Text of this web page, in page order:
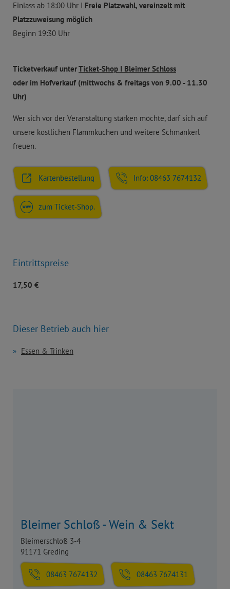
Einlass ab 18:00 Uhr I Freie Platzwahl, vereinzelt mit
Platzzuweisung möglich
Beginn 19:30 Uhr
Ticketverkauf unterTicket-Shop I Bleimer Schloss
oder im Hofverkauf (mittwochs & freitags von 9.00 - 11.30
Uhr)
Wer sich vor der Veranstaltung stärken möchte, darf sich auf
unsere köstlichen Flammkuchen und weitere Schmankerl
freuen.
Kartenbestellung Info: 08463 7674132
zum Ticket-Shop.
Eintrittspreise
17,50 €
Dieser Betrieb auch hier
Essen & Trinken
Bleimer Schloß - Wein & Sekt
Bleimerschloß 3-4
91171 Greding
08463 7674132 08463 7674131